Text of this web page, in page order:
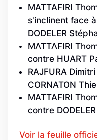
MATTAFIRI
s'inclinent face
DODELER
MATTAFIRI
contre HUART
RAJFURA
CORNATON
MATTAFIRI
contre
Voir la feuille